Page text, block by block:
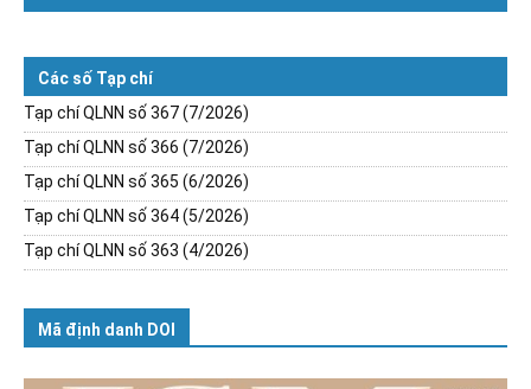
Các số Tạp chí
Tạp chí QLNN số 367 (7/2026)
Tạp chí QLNN số 366 (7/2026)
Tạp chí QLNN số 365 (6/2026)
Tạp chí QLNN số 364 (5/2026)
Tạp chí QLNN số 363 (4/2026)
Mã định danh DOI